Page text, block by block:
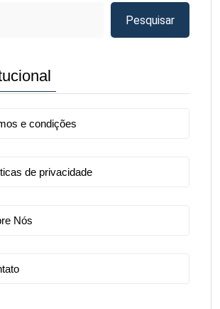
Pesquisar
e condições
de privacidade
Nós